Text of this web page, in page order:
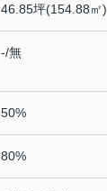
46.85坪(154.88㎡)
-/無
50%
80%